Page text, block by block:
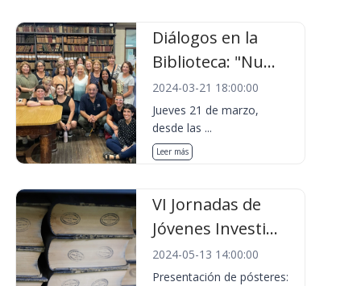
Diálogos en la
Biblioteca: "Nu...
2024-03-21 18:00:00
Jueves 21 de marzo,
desde las ...
Leer más
VI Jornadas de
Jóvenes Investi...
2024-05-13 14:00:00
Presentación de pósteres: